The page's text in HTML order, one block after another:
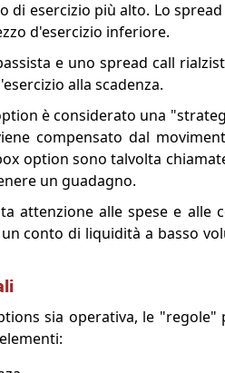
di esercizio più alto. Lo
d'esercizio inferiore.
e uno spread call
alla scadenza.
è considerato una
compensato dal
option sono talvolta
un guadagno.
attenzione alle spese e
conto di liquidità a basso
sia operativa, le